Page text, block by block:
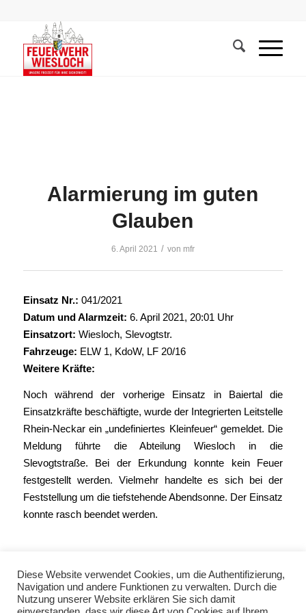
Alarmierung im guten
Glauben
6. April 2021 / von mfr
Einsatz Nr.: 041/2021
Datum und Alarmzeit: 6. April 2021, 20:01 Uhr
Einsatzort: Wiesloch, Slevogtstr.
Fahrzeuge: ELW 1, KdoW, LF 20/16
Weitere Kräfte:
Noch während der vorherige Einsatz in Baiertal die
Einsatzkräfte beschäftigte, wurde der Integrierten Leitstelle
Rhein-Neckar ein „undefiniertes Kleinfeuer“ gemeldet. Die
Meldung führte die Abteilung Wiesloch in die
Slevogtstraße. Bei der Erkundung konnte kein Feuer
festgestellt werden. Vielmehr handelte es sich bei der
Feststellung um die tiefstehende Abendsonne. Der Einsatz
konnte rasch beendet werden.
Diese Website verwendet Cookies, um die Authentifizierung,
Navigation und andere Funktionen zu verwalten. Durch die
Nutzung unserer Website erklären Sie sich damit